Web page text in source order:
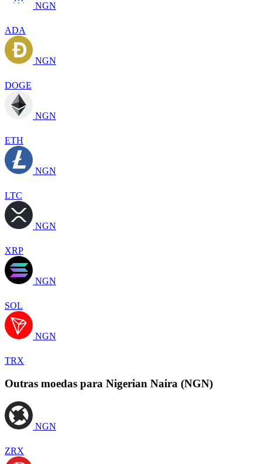
NGN
ADA
NGN
DOGE
NGN
ETH
NGN
LTC
NGN
XRP
NGN
SOL
NGN
TRX
Outras moedas para Nigerian Naira (NGN)
NGN
ZRX